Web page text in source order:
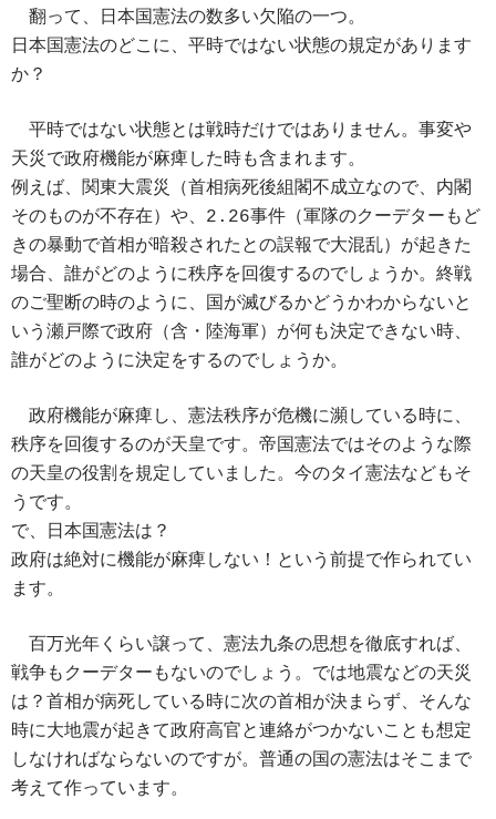
翻って、日本国憲法の数多い欠陥の一つ。
日本国憲法のどこに、平時ではない状態の規定があります
か？
平時ではない状態とは戦時だけではありません。事変や
天災で政府機能が麻痺した時も含まれます。
例えば、関東大震災（首相病死後組閣不成立なので、内閣
そのものが不存在）や、2.26事件（軍隊のクーデターもど
きの暴動で首相が暗殺されたとの誤報で大混乱）が起きた
場合、誰がどのように秩序を回復するのでしょうか。終戦
のご聖断の時のように、国が滅びるかどうかわからないと
いう瀬戸際で政府（含・陸海軍）が何も決定できない時、
誰がどのように決定をするのでしょうか。
政府機能が麻痺し、憲法秩序が危機に瀕している時に、
秩序を回復するのが天皇です。帝国憲法ではそのような際
の天皇の役割を規定していました。今のタイ憲法などもそ
うです。
で、日本国憲法は？
政府は絶対に機能が麻痺しない！という前提で作られてい
ます。
百万光年くらい譲って、憲法九条の思想を徹底すれば、
戦争もクーデターもないのでしょう。では地震などの天災
は？首相が病死している時に次の首相が決まらず、そんな
時に大地震が起きて政府高官と連絡がつかないことも想定
しなければならないのですが。普通の国の憲法はそこまで
考えて作っています。